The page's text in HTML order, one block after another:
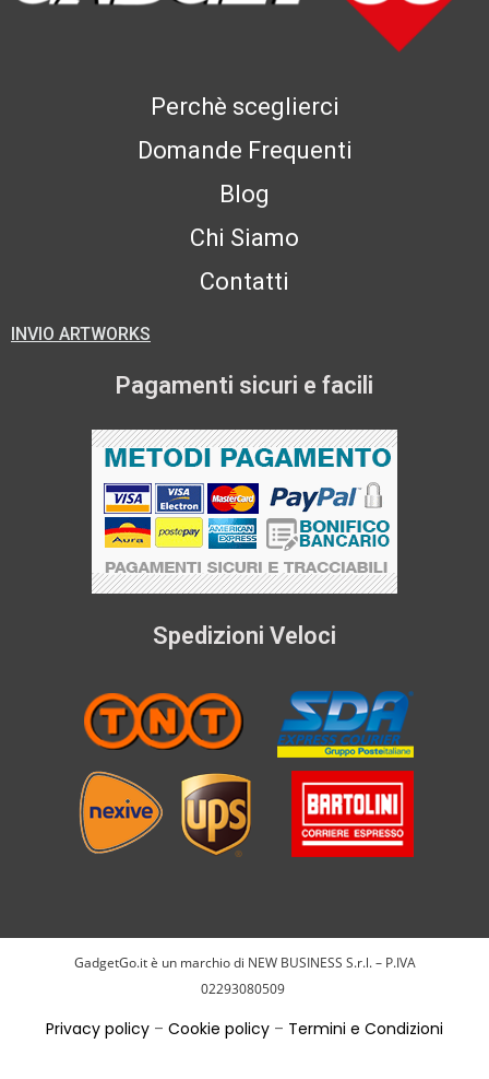
Perchè sceglierci
Domande Frequenti
Blog
Chi Siamo
Contatti
INVIO ARTWORKS
Pagamenti sicuri e facili
Spedizioni Veloci
GadgetGo.it è un marchio di NEW BUSINESS S.r.l. – P.IVA
02293080509
Privacy policy – Cookie policy – Termini e Condizioni